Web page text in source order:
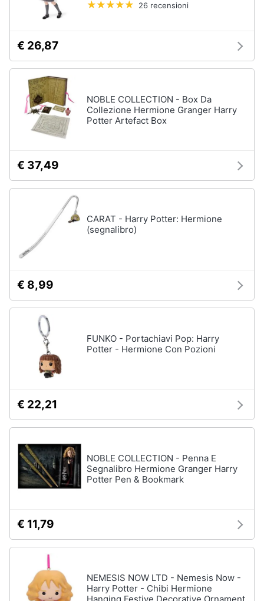
26 recensioni
€ 26,87
NOBLE COLLECTION - Box Da
Collezione Hermione Granger Harry
Potter Artefact Box
€ 37,49
CARAT - Harry Potter: Hermione
(segnalibro)
€ 8,99
FUNKO - Portachiavi Pop: Harry
Potter - Hermione Con Pozioni
€ 22,21
NOBLE COLLECTION - Penna E
Segnalibro Hermione Granger Harry
Potter Pen & Bookmark
€ 11,79
NEMESIS NOW LTD - Nemesis Now -
Harry Potter - Chibi Hermione